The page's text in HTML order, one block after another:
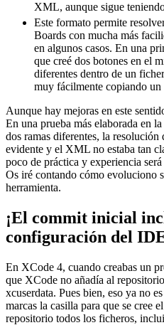
XML, aunque sigue
Este formato permite
Boards con mucha más
en algunos casos. En una
que creé dos botones en el
diferentes dentro de un
muy fácilmente copiando
Aunque hay mejoras en este
En una prueba más elaborada en
dos ramas diferentes, la
evidente y el XML no estaba tan
poco de práctica y experiencia
Os iré contando cómo evoluciono
herramienta.
¡El commit inicial
configuración del
En XCode 4, cuando creabas un
que XCode no añadía al
xcuserdata. Pues bien, eso ya no
marcas la casilla para que se cree
repositorio todos los ficheros,